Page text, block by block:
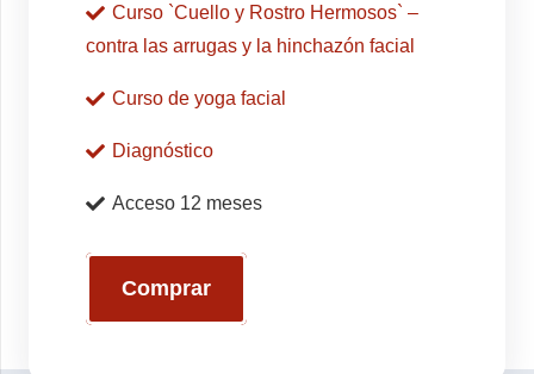
Curso `Cuello y Rostro Hermosos` –
contra las arrugas y la hinchazón facial
Curso de yoga facial
Diagnóstico
Acceso 12 meses
Comprar